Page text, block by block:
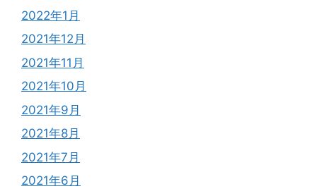
2022年1月
2021年12月
2021年11月
2021年10月
2021年9月
2021年8月
2021年7月
2021年6月